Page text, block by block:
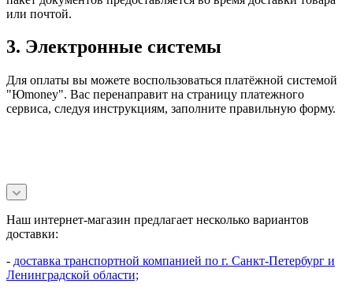
или почтой.
3. Электронные системы
Для оплаты вы можете воспользоваться платёжной системой
"Юmoney". Вас перенаправит на страницу платежного
сервиса, следуя инструкциям, заполните правильную форму.
Наш интернет-магазин предлагает несколько вариантов
доставки:
- доставка транспортной компанией по г. Санкт-Петербург и
Ленинградской области;